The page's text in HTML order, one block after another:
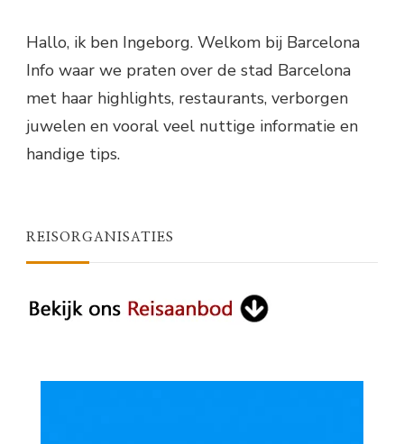
Hallo, ik ben Ingeborg. Welkom bij Barcelona
Info waar we praten over de stad Barcelona
met haar highlights, restaurants, verborgen
juwelen en vooral veel nuttige informatie en
handige tips.
REISORGANISATIES